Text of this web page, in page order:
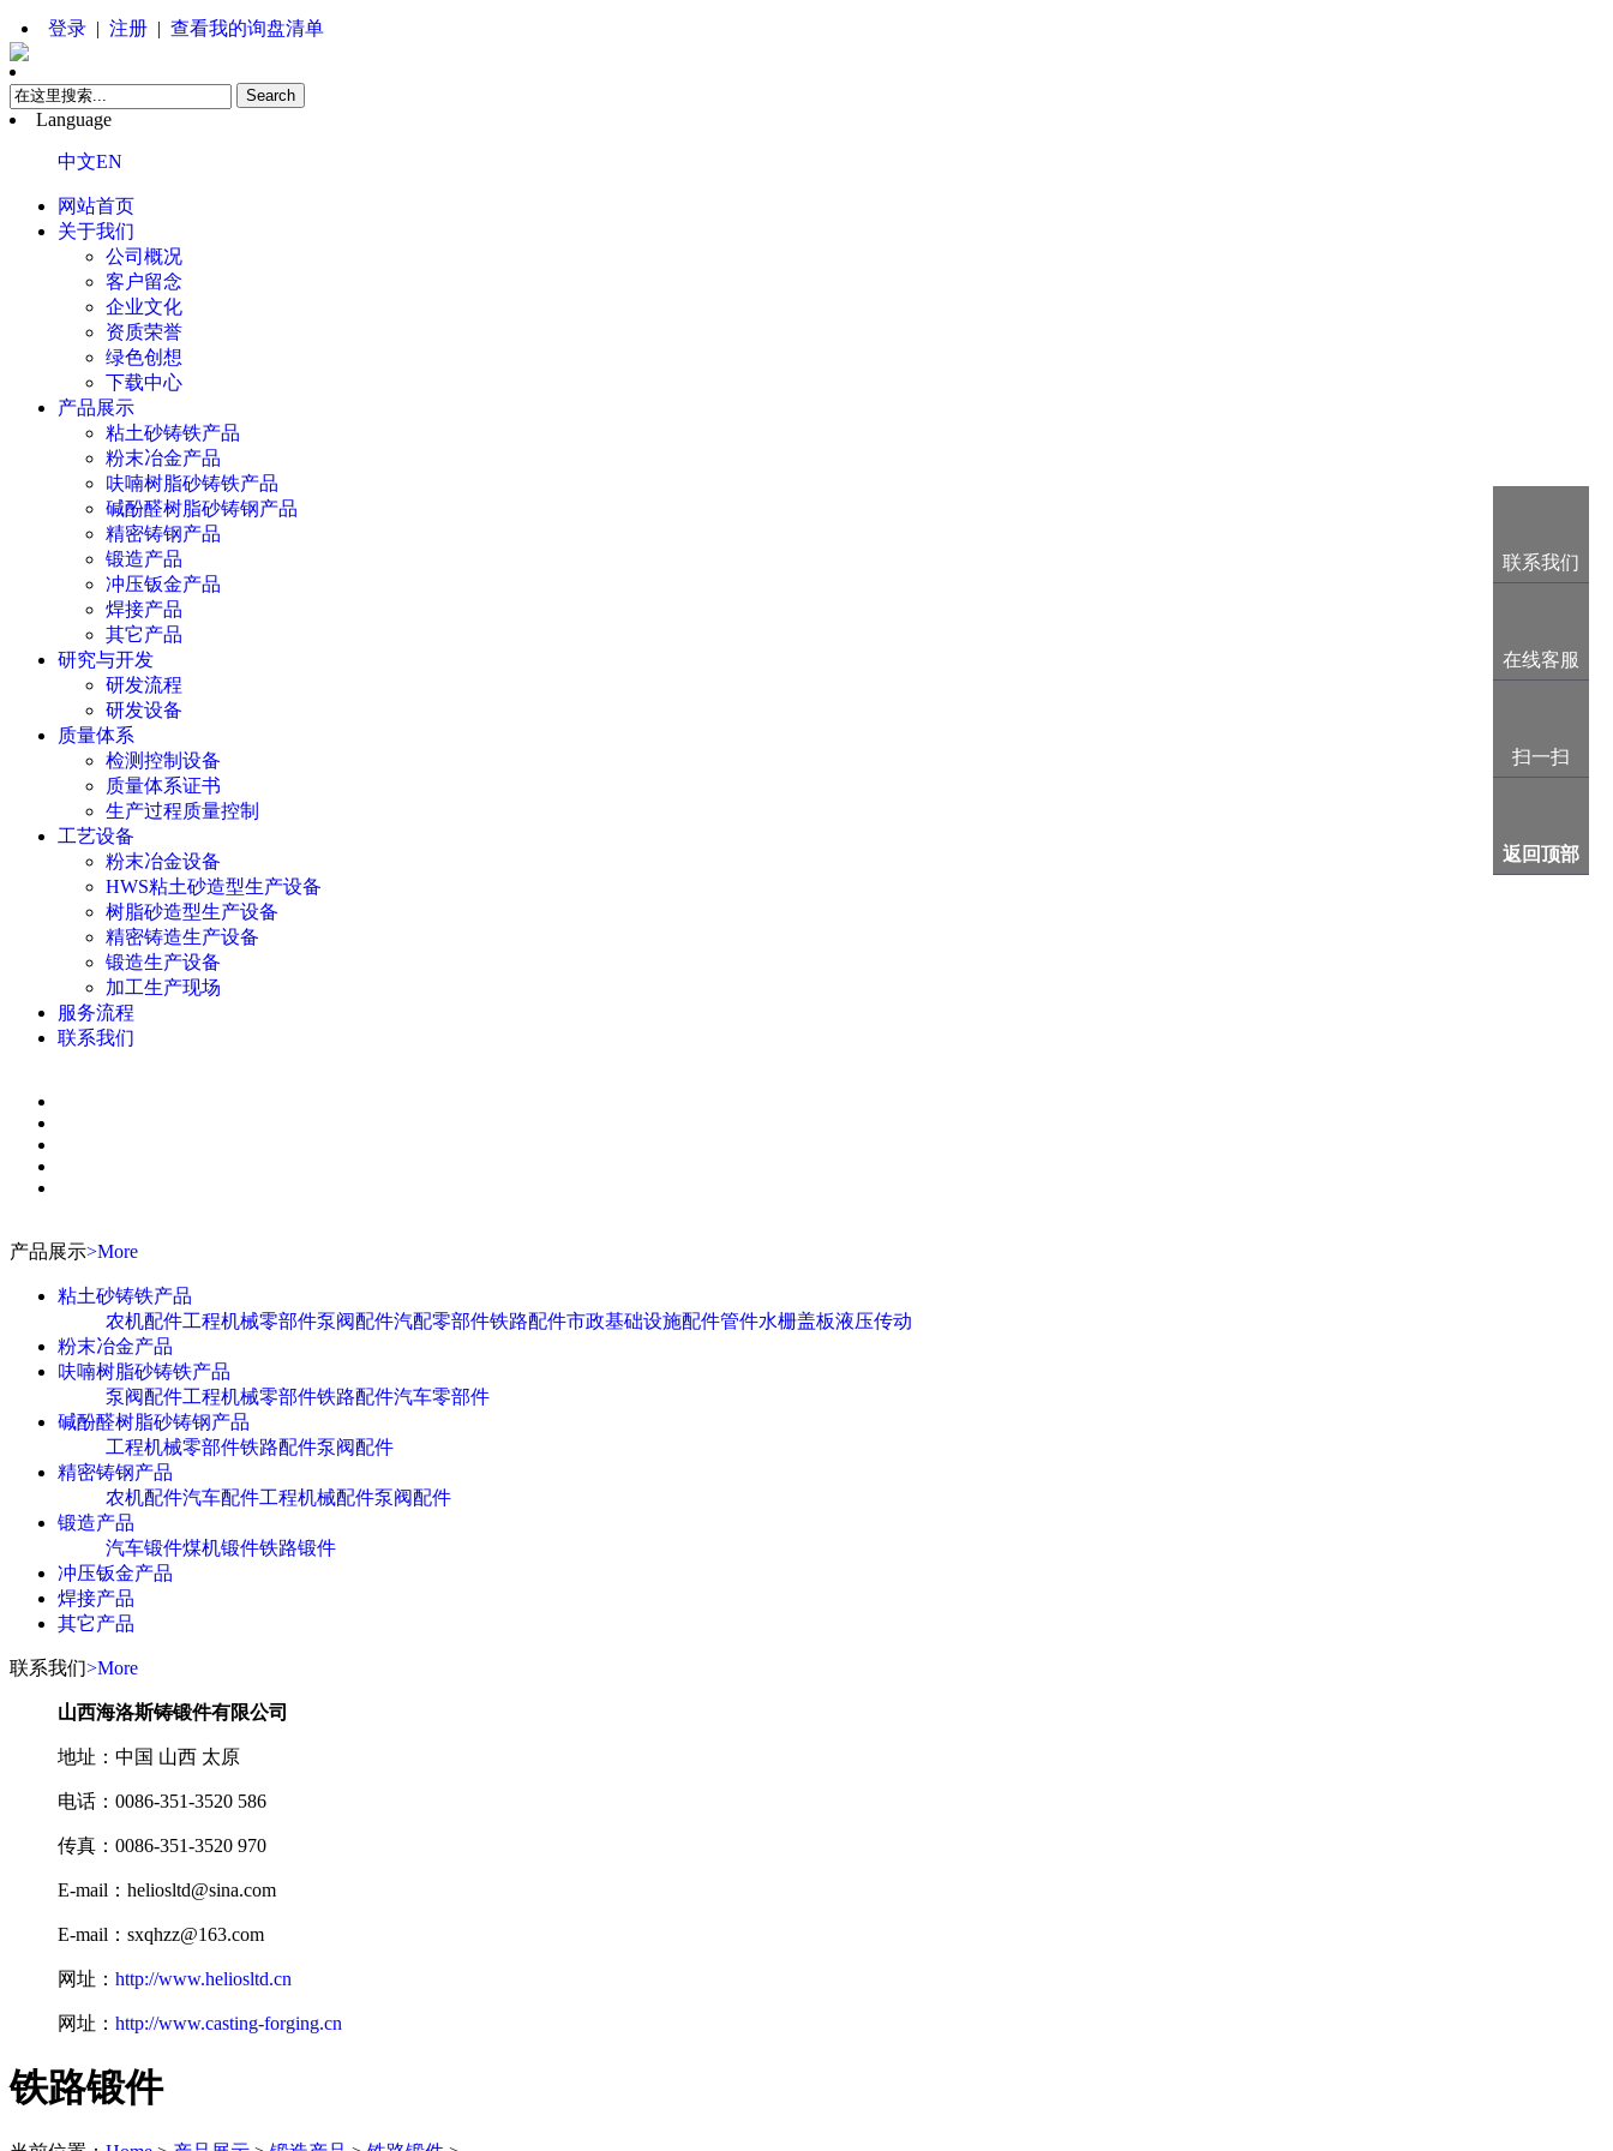
登录 | 注册 | 查看我的询盘清单
Language
中文EN
网站首页
关于我们
公司概况
客户留念
企业文化
资质荣誉
绿色创想
下载中心
产品展示
粘土砂铸铁产品
粉末冶金产品
呋喃树脂砂铸铁产品
碱酚醛树脂砂铸钢产品
精密铸钢产品
锻造产品
冲压钣金产品
焊接产品
其它产品
研究与开发
研发流程
研发设备
质量体系
检测控制设备
质量体系证书
生产过程质量控制
工艺设备
粉末冶金设备
HWS粘土砂造型生产设备
树脂砂造型生产设备
精密铸造生产设备
锻造生产设备
加工生产现场
服务流程
联系我们
产品展示>More
粘土砂铸铁产品
农机配件工程机械零部件泵阀配件汽配零部件铁路配件市政基础设施配件管件水栅盖板液压传动
粉末冶金产品
呋喃树脂砂铸铁产品
泵阀配件工程机械零部件铁路配件汽车零部件
碱酚醛树脂砂铸钢产品
工程机械零部件铁路配件泵阀配件
精密铸钢产品
农机配件汽车配件工程机械配件泵阀配件
锻造产品
汽车锻件煤机锻件铁路锻件
冲压钣金产品
焊接产品
其它产品
联系我们>More
山西海洛斯铸锻件有限公司
地址：中国 山西 太原
电话：0086-351-3520 586
传真：0086-351-3520 970
E-mail：heliosltd@sina.com
E-mail：sxqhzz@163.com
网址： http://www.heliosltd.cn
网址： http://www.casting-forging.cn
铁路锻件
联系我们
在线客服
扫一扫
返回顶部